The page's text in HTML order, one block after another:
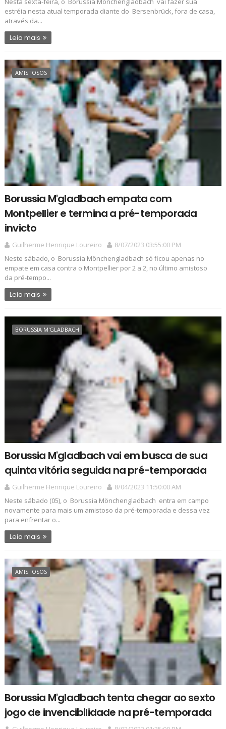
estréia nesta atual temporada diante do Bersenbrück, fora de casa,
através da...
Leia mais
AMISTOSOS
Borussia M'gladbach empata com
Montpellier e termina a pré-temporada
invicto
Guilherme Henrique Loureiro
8/07/2023 03:55:00 PM
Neste sábado, o Borussia Mönchengladbach só ficou apenas no
empate em casa contra o Montpellier por 2 a 2, no último amistoso
da pré-tempo...
Leia mais
BORUSSIA M'GLADBACH
Borussia M'gladbach vai em busca de sua
quinta vitória seguida na pré-temporada
Guilherme Henrique Loureiro
8/04/2023 11:50:00 AM
Neste sábado (05), o Borussia Mönchengladbach entra em campo
novamente para mais um amistoso da pré-temporada e dessa vez
para enfrentar o...
Leia mais
AMISTOSOS
Borussia M'gladbach tenta chegar ao sexto
jogo de invencibilidade na pré-temporada